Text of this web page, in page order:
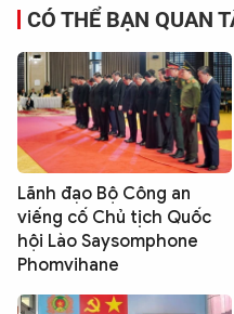
CÓ THỂ BẠN QUAN
Lãnh đạo Bộ Công an
viếng cố Chủ tịch Quốc
hội Lào Saysomphone
Phomvihane